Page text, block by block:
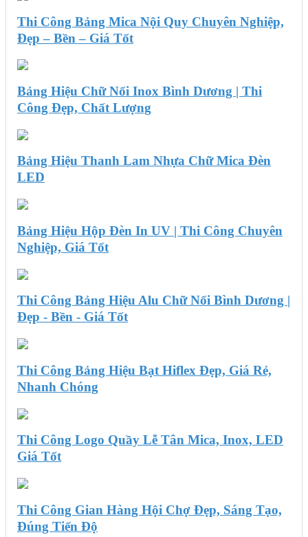
Thi Công Bảng Mica Nội Quy Chuyên Nghiệp,
Đẹp – Bền – Giá Tốt
Bảng Hiệu Chữ Nổi Inox Bình Dương | Thi
Công Đẹp, Chất Lượng
Bảng Hiệu Thanh Lam Nhựa Chữ Mica Đèn
LED
Bảng Hiệu Hộp Đèn In UV | Thi Công Chuyên
Nghiệp, Giá Tốt
Thi Công Bảng Hiệu Alu Chữ Nổi Bình Dương |
Đẹp - Bền - Giá Tốt
Thi Công Bảng Hiệu Bạt Hiflex Đẹp, Giá Rẻ,
Nhanh Chóng
Thi Công Logo Quầy Lễ Tân Mica, Inox, LED
Giá Tốt
Thi Công Gian Hàng Hội Chợ Đẹp, Sáng Tạo,
Đúng Tiến Độ